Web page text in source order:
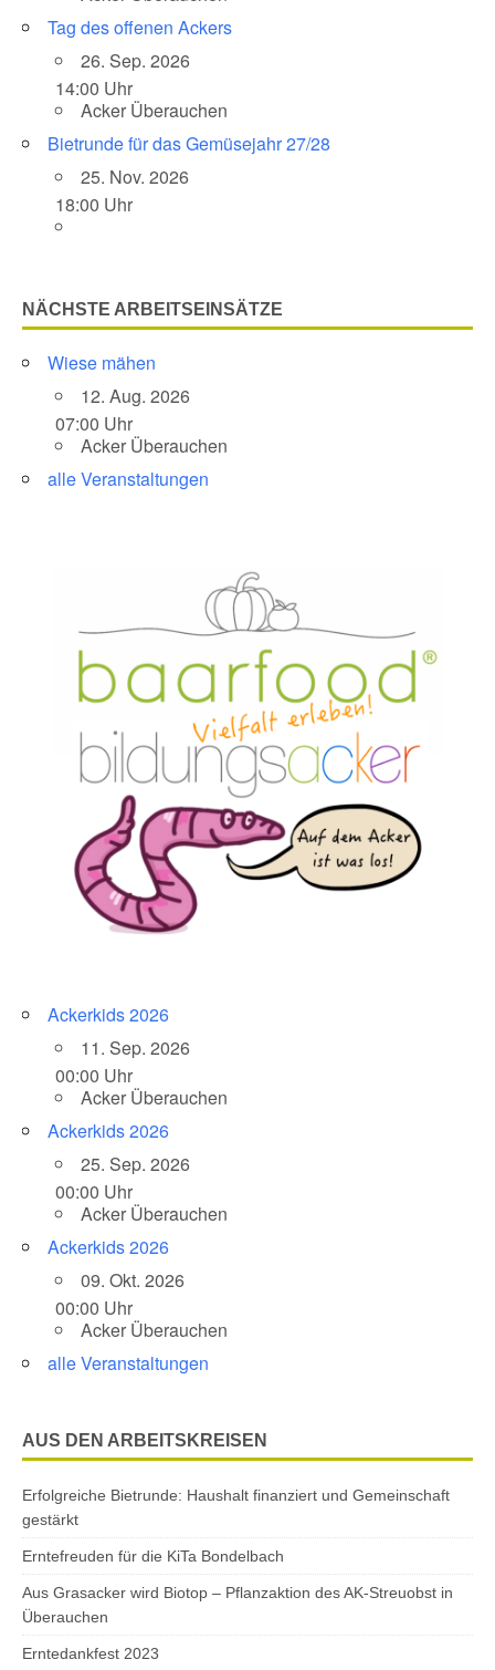
Tag des offenen Ackers
26. Sep. 2026
14:00 Uhr
Acker Überauchen
Bietrunde für das Gemüsejahr 27/28
25. Nov. 2026
18:00 Uhr
NÄCHSTE ARBEITSEINSÄTZE
Wiese mähen
12. Aug. 2026
07:00 Uhr
Acker Überauchen
alle Veranstaltungen
Ackerkids 2026
11. Sep. 2026
00:00 Uhr
Acker Überauchen
Ackerkids 2026
25. Sep. 2026
00:00 Uhr
Acker Überauchen
Ackerkids 2026
09. Okt. 2026
00:00 Uhr
Acker Überauchen
alle Veranstaltungen
AUS DEN ARBEITSKREISEN
Erfolgreiche Bietrunde: Haushalt finanziert und Gemeinschaft
gestärkt
Erntefreuden für die KiTa Bondelbach
Aus Grasacker wird Biotop – Pflanzaktion des AK-Streuobst in
Überauchen
Erntedankfest 2023